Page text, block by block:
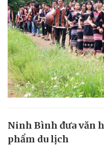
Ninh Bình đưa văn
phẩm du lịch